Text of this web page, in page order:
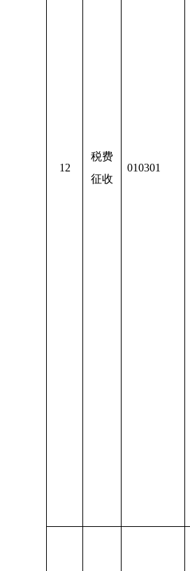
1 2
税费
征收
010301